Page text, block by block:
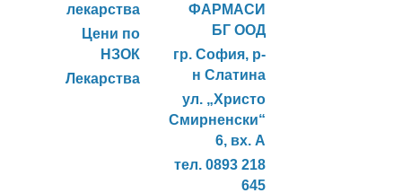
лекарства
Цени по
НЗОК
Лекарства
ФАРМАСИ
БГ ООД
гр. София, р-
н Слатина
ул. „Христо
Смирненски“
6, вх. А
тел. 0893 218
645